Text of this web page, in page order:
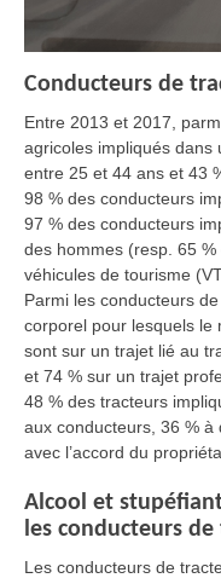
Conducteurs de
Entre 2013 et 2017,
agricoles impliqués dans
entre 25 et 44 ans et 43
98 % des conducteurs
97 % des conducteurs
des hommes (resp. 65
véhicules de tourisme
Parmi les conducteurs
corporel pour lesquels le
sont sur un trajet lié au
et 74 % sur un trajet
48 % des tracteurs
aux conducteurs, 36 %
avec l’accord du
Alcool et
les conducteurs
Les conducteurs de